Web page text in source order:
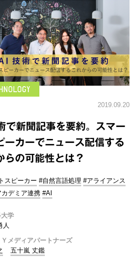
2019.09.20
で新聞記事を要約。スマー
ーカーでニュース配信する
らの可能性とは？
スピーカー #自然言語処理 #アライアンス
カデミア連携 #AI
学
人
メディアパートナーズ
五十嵐 丈鑑